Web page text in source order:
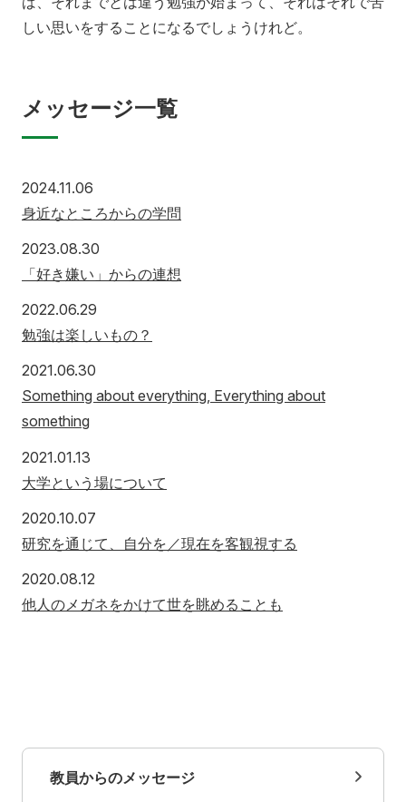
しい思いをすることになるでしょうけれど。
メッセージ一覧
2024.11.06
身近なところからの学問
2023.08.30
「好き嫌い」からの連想
2022.06.29
勉強は楽しいもの？
2021.06.30
Something about everything, Everything about
something
2021.01.13
大学という場について
2020.10.07
研究を通じて、自分を／現在を客観視する
2020.08.12
他人のメガネをかけて世を眺めることも
教員からのメッセージ